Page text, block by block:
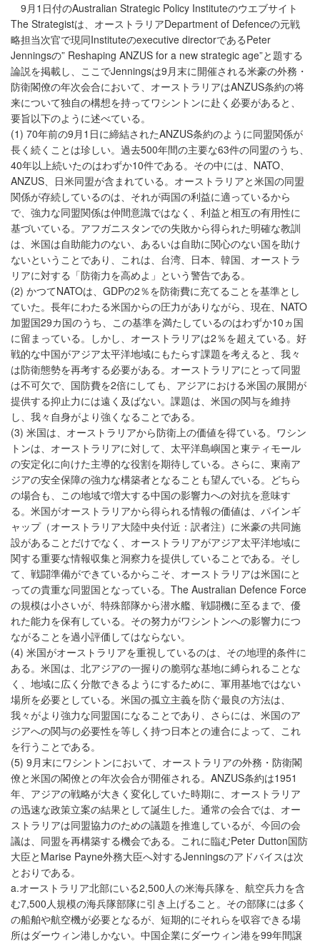
9月1日付のAustralian Strategic Policy Instituteのウエブサイト
The Strategistは、オーストラリアDepartment of Defenceの元戦
略担当次官で現同Instituteのexecutive directorであるPeter
Jenningsの” Reshaping ANZUS for a new strategic age”と題する
論説を掲載し、ここでJenningsは9月末に開催される米豪の外務・
防衛閣僚の年次会合において、オーストラリアはANZUS条約の将
来について独自の構想を持ってワシントンに赴く必要があると、
要旨以下のように述べている。
(1) 70年前の9月1日に締結されたANZUS条約のように同盟関係が
長く続くことは珍しい。過去500年間の主要な63件の同盟のうち、
40年以上続いたのはわずか10件である。その中には、NATO、
ANZUS、日米同盟が含まれている。オーストラリアと米国の同盟
関係が存続しているのは、それが両国の利益に適っているから
で、強力な同盟関係は仲間意識ではなく、利益と相互の有用性に
基づいている。アフガニスタンでの失敗から得られた明確な教訓
は、米国は自助能力のない、あるいは自助に関心のない国を助け
ないということであり、これは、台湾、日本、韓国、オーストラ
リアに対する「防衛力を高めよ」という警告である。
(2) かつてNATOは、GDPの2％を防衛費に充てることを基準とし
ていた。長年にわたる米国からの圧力がありながら、現在、NATO
加盟国29カ国のうち、この基準を満たしているのはわずか10ヵ国
に留まっている。しかし、オーストラリアは2％を超えている。好
戦的な中国がアジア太平洋地域にもたらす課題を考えると、我々
は防衛態勢を再考する必要がある。オーストラリアにとって同盟
は不可欠で、国防費を2倍にしても、アジアにおける米国の展開が
提供する抑止力には遠く及ばない。課題は、米国の関与を維持
し、我々自身がより強くなることである。
(3) 米国は、オーストラリアから防衛上の価値を得ている。ワシン
トンは、オーストラリアに対して、太平洋島嶼国と東ティモール
の安定化に向けた主導的な役割を期待している。さらに、東南ア
ジアの安全保障の強力な構築者となることも望んでいる。どちら
の場合も、この地域で増大する中国の影響力への対抗を意味す
る。米国がオーストラリアから得られる情報の価値は、パインギ
ャップ（オーストラリア大陸中央付近：訳者注）に米豪の共同施
設があることだけでなく、オーストラリアがアジア太平洋地域に
関する重要な情報収集と洞察力を提供していることである。そし
て、戦闘準備ができているからこそ、オーストラリアは米国にと
っての貴重な同盟国となっている。The Australian Defence Force
の規模は小さいが、特殊部隊から潜水艦、戦闘機に至るまで、優
れた能力を保有している。その努力がワシントンへの影響力につ
ながることを過小評価してはならない。
(4) 米国がオーストラリアを重視しているのは、その地理的条件に
ある。米国は、北アジアの一握りの脆弱な基地に縛られることな
く、地域に広く分散できるようにするために、軍用基地ではない
場所を必要としている。米国の孤立主義を防ぐ最良の方法は、
我々がより強力な同盟国になることであり、さらには、米国のア
ジアへの関与の必要性を等しく持つ日本との連合によって、これ
を行うことである。
(5) 9月末にワシントンにおいて、オーストラリアの外務・防衛閣
僚と米国の閣僚との年次会合が開催される。ANZUS条約は1951
年、アジアの戦略が大きく変化していた時期に、オーストラリア
の迅速な政策立案の結果として誕生した。通常の会合では、オー
ストラリアは同盟協力のための議題を推進しているが、今回の会
議は、同盟を再構築する機会である。これに臨むPeter Dutton国防
大臣とMarise Payne外務大臣へ対するJenningsのアドバイスは次
とおりである。
a.オーストラリア北部にいる2,500人の米海兵隊を、航空兵力を含
む7,500人規模の海兵隊部隊に引き上げること。その部隊には多く
の船舶や航空機が必要となるが、短期的にそれらを収容できる場
所はダーウィン港しかない。中国企業にダーウィン港を99年間譲